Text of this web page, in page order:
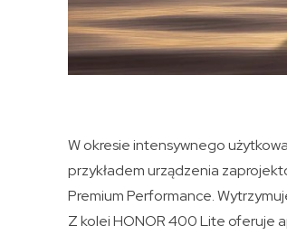
W okresie intensywnego
przykładem urządzenia
Premium Performance.
Z kolei HONOR 400 Lite oferuje